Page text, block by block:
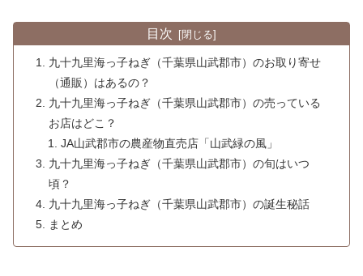
目次
九十九里海っ子ねぎ（千葉県山武郡市）のお取り寄せ
（通販）はあるの？
九十九里海っ子ねぎ（千葉県山武郡市）の売っている
お店はどこ？
JA山武郡市の農産物直売店「山武緑の風」
九十九里海っ子ねぎ（千葉県山武郡市）の旬はいつ
頃？
九十九里海っ子ねぎ（千葉県山武郡市）の誕生秘話
まとめ